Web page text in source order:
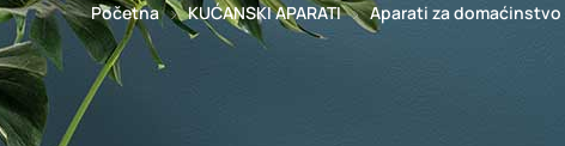
Početna KUĆANSKI APARATI Aparati za domaćinstvo